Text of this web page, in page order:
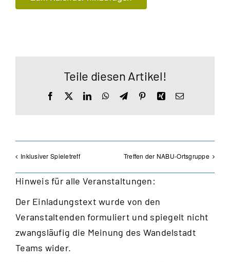
Teile diesen Artikel!
Facebook LinkedInWhatsApp
TelegramPinterestXingE-
Inklusiver Spieletreff Treffen der NABU-Ortsgruppe
Hinweis für alle Veranstaltungen:
Der Einladungstext wurde von den
Veranstaltenden formuliert und spiegelt nicht
zwangsläufig die Meinung des Wandelstadt
Teams wider.